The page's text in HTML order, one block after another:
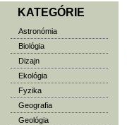
KATEGÓRIE
Astronómia
Biológia
Dizajn
Ekológia
Fyzika
Geografia
Geológia